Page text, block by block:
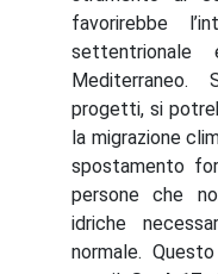
favorirebbe
settentrionale
progetti, si
la migrazione
spostamento
persone che
idriche
normale.